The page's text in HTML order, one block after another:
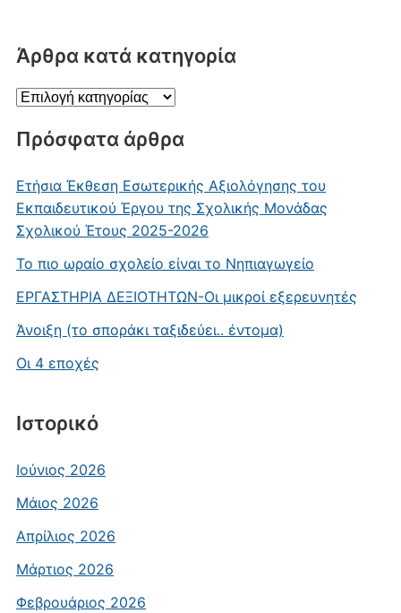
Άρθρα κατά κατηγορία
Άρθρα
κατηγορία
Πρόσφατα άρθρα
Ετήσια Έκθεση Εσωτερικής Αξιολόγησης του
Εκπαιδευτικού Έργου της Σχολικής Μονάδας
Σχολικού Έτους 2025-2026
Το πιο ωραίο σχολείο είναι το Νηπιαγωγείο
ΕΡΓΑΣΤΗΡΙΑ ΔΕΞΙΟΤΗΤΩΝ-Οι μικροί εξερευνητές
Άνοιξη (το σποράκι ταξιδεύει.. έντομα)
Οι 4 εποχές
Ιστορικό
Ιούνιος 2026
Μάιος 2026
Απρίλιος 2026
Μάρτιος 2026
Φεβρουάριος 2026